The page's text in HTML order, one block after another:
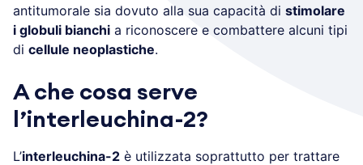
antitumorale sia dovuto alla sua capacità di stimolare
i globuli bianchi a riconoscere e combattere alcuni tipi
di cellule neoplastiche.
A che cosa serve
l’interleuchina-2?
L’interleuchina-2 è utilizzata soprattutto per trattare